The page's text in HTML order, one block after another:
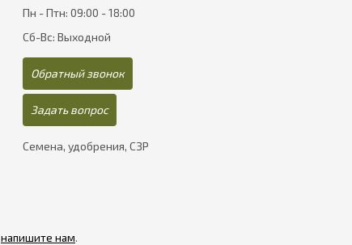
Пн - Птн: 09:00 - 18:00
Сб-Вс: Выходной
Обратный звонок
Задать вопрос
Семена, удобрения, СЗР
напишите нам.